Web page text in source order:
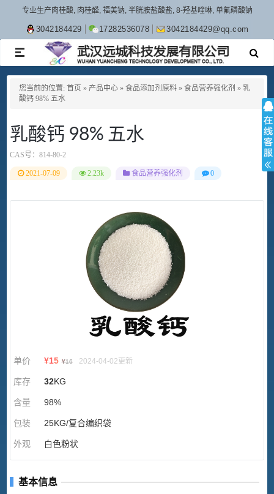
专业生产肉桂酸, 肉桂醛, 福美钠, 半胱胺盐酸盐, 8-羟基喹啉, 单氟磷酸钠
3042184429 17282536078 3042184429@qq.com
TOGGLE
NAVIGATION
您当前的位置: 首页 » 产品中心 » 食品添加剂原料 » 食品营养强化剂 » 乳
酸钙 98% 五水
乳酸钙 98% 五水
CAS号： 814-80-2
2021-07-09 2.23k 食品营养强化剂 0
单价 ¥15 ¥16 2024-04-02更新
库存 32KG
含量 98%
包装 25KG/复合编织袋
外观 白色粉状
基本信息